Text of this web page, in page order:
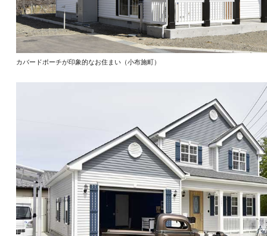
カバードポーチが印象的なお住まい（小布施町）